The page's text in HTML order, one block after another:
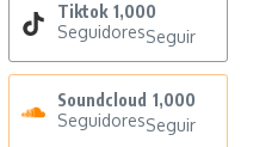
Tiktok 1,000
SeguidoresSeguir
Soundcloud 1,000
SeguidoresSeguir